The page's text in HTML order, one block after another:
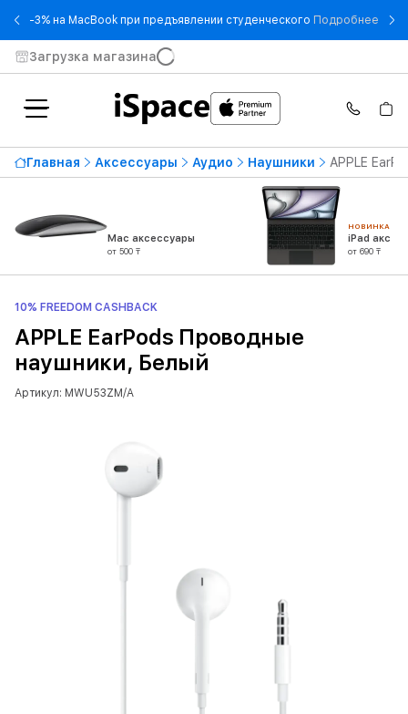
-3% на MacBook при предъявлении студенческого Подробнее - -
Загрузка магазина
Главная Аксессуары Аудио Наушники APPLE
Mac аксессуары
от 500 ₸
НОВИНКА
iPad
от 690 ₸
10% FREEDOM CASHBACK
APPLE EarPods Проводные
наушники, Белый
Артикул: MWU53ZM/A